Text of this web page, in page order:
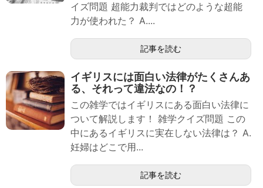
イズ問題 超能力裁判ではどのような超能
力が使われた？ A....
記事を読む
イギリスには面白い法律がたくさんあ
る、それって違法なの！？
この雑学ではイギリスにある面白い法律に
ついて解説します！ 雑学クイズ問題 この
中にあるイギリスに実在しない法律は？ A.
妊婦はどこで用...
記事を読む